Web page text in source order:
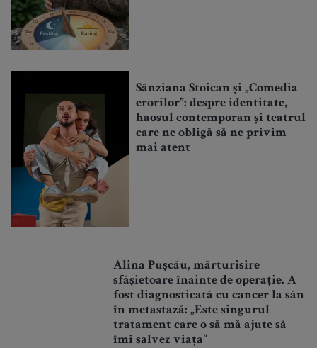
Sânziana Stoican și „Comedia
erorilor”: despre identitate,
haosul contemporan și teatrul
care ne obligă să ne privim
mai atent
Alina Pușcău, mărturisire
sfâșietoare înainte de operație. A
fost diagnosticată cu cancer la sân
în metastază: „Este singurul
tratament care o să mă ajute să
îmi salvez viața”